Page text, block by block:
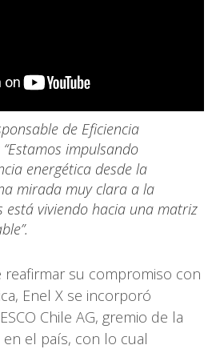
de Eficiencia
impulsando
energética desde la
mirada muy clara a la
está viviendo hacia una matriz
su compromiso con
Enel X se incorporó
Chile AG, gremio de la
en el país, con lo cual